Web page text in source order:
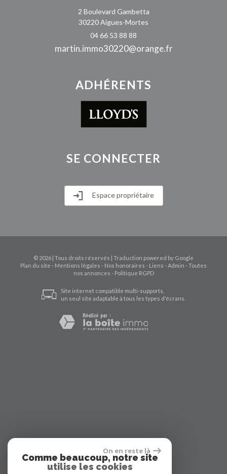
2 Boulevard Gambetta
30220 Aigues-Mortes
04 66 53 88 88
martin.immo30220@orange.fr
ADHÉRENTS
SE CONNECTER
Espace propriétaire
© 2026 | Tous droits réservés | Traduction powered by Google
Plan du site - Mentions légales - Nos honoraires - Liens - Admin - Toutes
nos annonces - Politique RGPD
Site internet compatible multi-supports,
un seul site adaptable à tous les types d'écrans.
On en reste là
Comme beaucoup, notre site
utilise les cookies